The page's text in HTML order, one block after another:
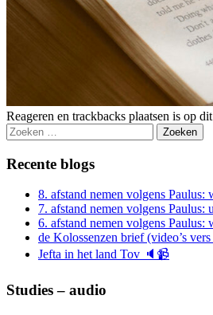
Reageren en trackbacks plaatsen is op
Zoeken
naar:
Recente blogs
8. afstand nemen volgens Paulus:
7. afstand nemen volgens
6. afstand nemen volgens Paulus:
de Kolossenzen brief (video’s
Jefta in het land Tov 🔈📹
Studies – audio